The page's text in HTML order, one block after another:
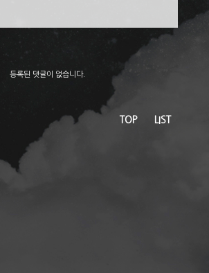
등록된 댓글이 없습니다.
TOP LIST